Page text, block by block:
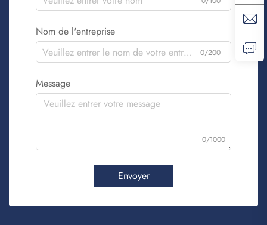
Nom de l'entreprise
0/200
Message
0/1000
Envoyer